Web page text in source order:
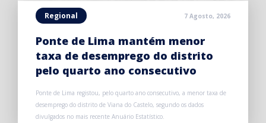
Regional 7 Agosto, 2026
Ponte de Lima mantém menor
taxa de desemprego do distrito
pelo quarto ano consecutivo
Ponte de Lima registou, pelo quarto ano consecutivo, a menor taxa de
desemprego do distrito de Viana do Castelo, segundo os dados
divulgados no mais recente Anuário Estatístico.